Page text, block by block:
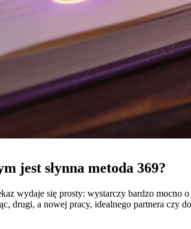
jest słynna metoda 369?
wydaje się prosty: wystarczy bardzo mocno
drugi, a nowej pracy, idealnego partnera czy